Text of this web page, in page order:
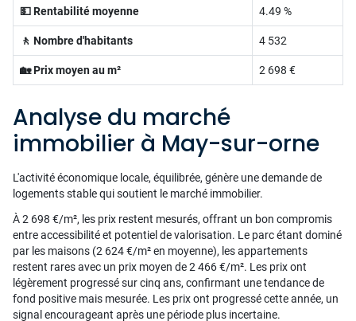
💵 Rentabilité moyenne 4.49 %
🚶 Nombre d'habitants 4 532
🏡 Prix moyen au m² 2 698 €
Analyse du marché
immobilier à May-sur-orne
L'activité économique locale, équilibrée, génère une demande de
logements stable qui soutient le marché immobilier.
À 2 698 €/m², les prix restent mesurés, offrant un bon compromis
entre accessibilité et potentiel de valorisation. Le parc étant dominé
par les maisons (2 624 €/m² en moyenne), les appartements
restent rares avec un prix moyen de 2 466 €/m². Les prix ont
légèrement progressé sur cinq ans, confirmant une tendance de
fond positive mais mesurée. Les prix ont progressé cette année, un
signal encourageant après une période plus incertaine.